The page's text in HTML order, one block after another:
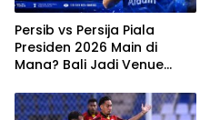
Persib vs Persija Piala
Presiden 2026 Main di
Mana? Bali Jadi Venue